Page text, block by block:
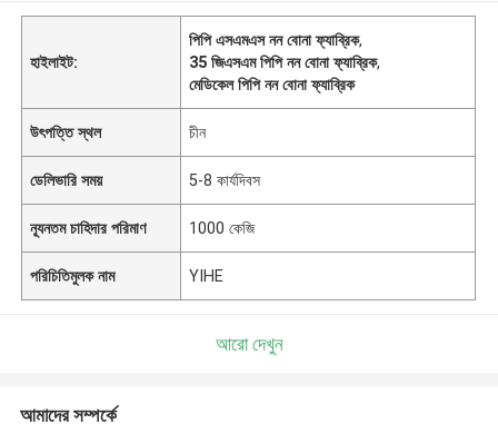
হাইলাইট:
পিপি এসএমএস নন বোনা ফ্যাব্রিক,
35 জিএসএম পিপি নন বোনা ফ্যাব্রিক,
মেডিকেল পিপি নন বোনা ফ্যাব্রিক
উৎপত্তি স্থল চীন
ডেলিভারি সময় 5-8 কার্যদিবস
ন্যূনতম চাহিদার পরিমাণ 1000 কেজি
পরিচিতিমুলক নাম YIHE
আরো দেখুন
আমাদের সম্পর্কে